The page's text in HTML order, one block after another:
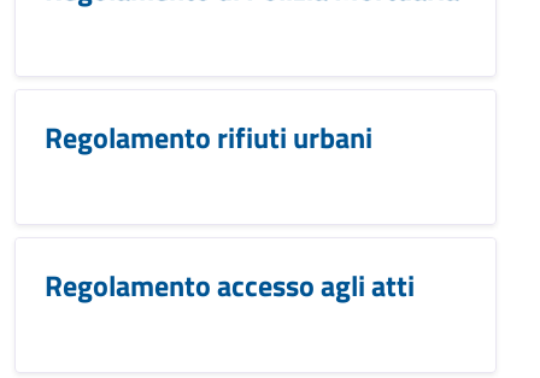
Regolamento rifiuti urbani
Regolamento accesso agli atti